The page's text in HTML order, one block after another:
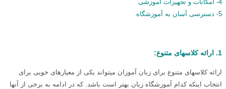
4- امکانات و تجهیزات آموزشی
5- دسترسی آسان به آموزشگاه
1. ارائه کلاسهای متنوع:
ارائه کلاسهای متنوع برای زبان آموزان میتواند یکی از معیارهای خوبی برای
انتخاب اینکه کدام آموزشگاه زبان بهتر است باشد. که در ادامه به برخی از آنها